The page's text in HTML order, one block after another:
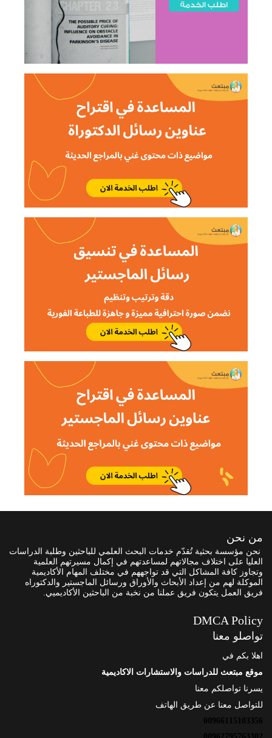
من نحن
نحن مؤسسة بحثية تُقدّم خدمات البحث العلمي للباحثين وطلبة الدراسات
العليا على اختلاف مجالاتهم لمساعدتهم في إكمال مسيرتهم العلمية
وتجاوز كافة المشاكل التي قد تواجههم في مختلف المهام الأكاديمية
الموكلة لهم من إعداد الأبحاث والأوراق ورسائل الماجستير والدكتوراه
فريق العمل يتكون فريق عملنا من نخبة من الباحثين الأكاديميي.
DMCA Policy
تواصلو معنا
اهلا بكم في
موقع مبتعث للدراسات والاستشارات الاكاديمية
يسرنا تواصلكم معنا
للتواصل معنا عن طريق الهاتف
00966115103356